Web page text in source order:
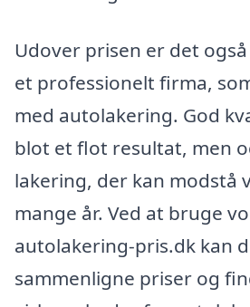
Udover prisen er det
et professionelt firma,
med autolakering. God
blot et flot resultat, men
lakering, der kan modstå
mange år. Ved at bruge
autolakering-pris.dk kan
sammenligne priser og